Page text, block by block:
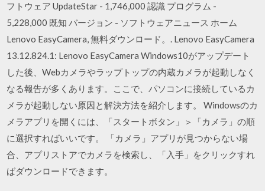
フトウェア UpdateStar - 1,746,000 認識 プログラム -
5,228,000 既知 バージョン - ソフトウェアニュース ホーム
Lenovo EasyCamera, 無料ダウンロード。. Lenovo EasyCamera
13.12.824.1: Lenovo EasyCamera Windows10がアップデート
した後、Webカメラやラップトップの内蔵カメラが起動しなく
なる報告が多くあります。ここで、パソコンに接続しているカ
メラが起動しない原因と解決方法を紹介します。 Windowsのカ
メラアプリを開くには、「スタートボタン」＞「カメラ」の順
に選択すればいいです。 「カメラ」アプリが見つからない場
合、アプリストアでカメラを検索し、「入手」をクリックすれ
ばダウンロードできます。